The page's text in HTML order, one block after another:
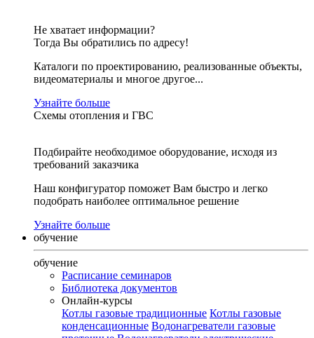
Не хватает информации?
Тогда Вы обратились по адресу!
Каталоги по проектированию, реализованные объекты,
видеоматериалы и многое другое...
Узнайте больше
Схемы отопления и ГВС
Подбирайте необходимое оборудование, исходя из
требований заказчика
Наш конфигуратор поможет Вам быстро и легко
подобрать наиболее оптимальное решение
Узнайте больше
обучение
обучение
Расписание семинаров
Библиотека документов
Онлайн-курсы
Котлы газовые традиционные Котлы газовые
конденсационные Водонагреватели газовые